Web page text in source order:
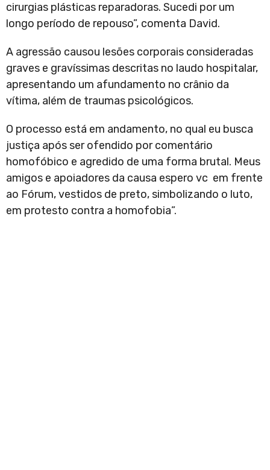
cirurgias plásticas reparadoras. Sucedi por um
longo período de repouso”, comenta David.
A agressão causou lesões corporais consideradas
graves e gravíssimas descritas no laudo hospitalar,
apresentando um afundamento no crânio da
vítima, além de traumas psicológicos.
O processo está em andamento, no qual eu busca
justiça após ser ofendido por comentário
homofóbico e agredido de uma forma brutal. Meus
amigos e apoiadores da causa espero vc em frente
ao Fórum, vestidos de preto, simbolizando o luto,
em protesto contra a homofobia”.